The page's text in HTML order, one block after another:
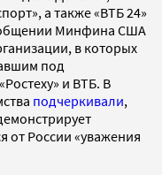
а также «ВТБ 24»
Минфина США
в которых
под
и ВТБ. В
подчеркивали,
от России «уважения